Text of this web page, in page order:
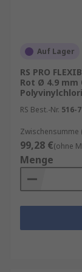
Signale
Komponenten
Kabeln
Welche
Es gibt
die für
sind. Einige
erforderlich
verwendet
Auf Lager
RS PRO
Rot Ø 4.9 mm
RS Best.-Nr. 516-
Zwischensumme
99,28 €(ohne
Menge